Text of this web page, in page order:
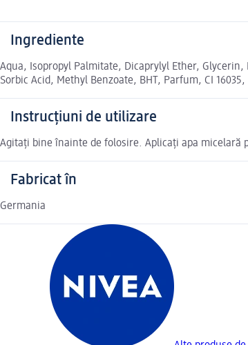
Ingrediente
Aqua, Isopropyl Palmitate, Dicaprylyl Ether,
Sorbic Acid, Methyl Benzoate, BHT, Parfum, CI
Instrucțiuni de utilizare
Agitați bine înainte de folosire. Aplicați apa
Fabricat în
Germania